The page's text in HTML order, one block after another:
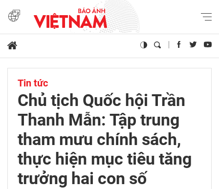
Tin tức
Chủ tịch Quốc hội Trần
Thanh Mẫn: Tập trung
tham mưu chính sách,
thực hiện mục tiêu tăng
trưởng hai con số